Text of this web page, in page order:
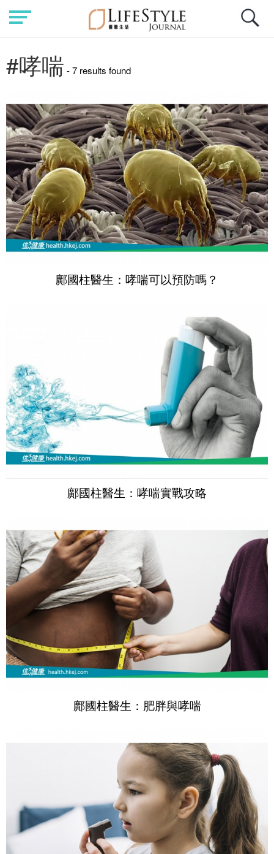
#哮喘 - 7 results found
鄺國柱醫生：哮喘可以預防嗎？
鄺國柱醫生：哮喘實戰攻略
鄺國柱醫生：肥胖與哮喘